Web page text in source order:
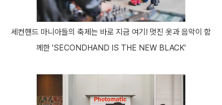
세컨핸드 마니아들의 축제는 바로 지금 여기! 멋진 옷과 음악이 함
께한 'SECONDHAND IS THE NEW BLACK'